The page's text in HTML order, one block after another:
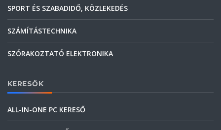
SPORT ÉS SZABADIDŐ, KÖZLEKEDÉS
SZÁMÍTÁSTECHNIKA
SZÓRAKOZTATÓ ELEKTRONIKA
KERESŐK
ALL-IN-ONE PC KERESŐ